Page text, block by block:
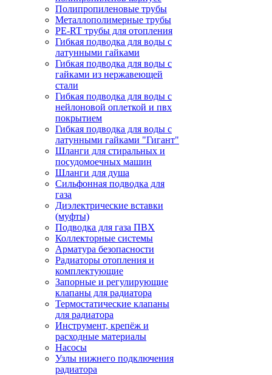
Полипропиленовые трубы
Металлополимерные трубы
PE-RT трубы для отопления
Гибкая подводка для воды с
латунными гайками
Гибкая подводка для воды с
гайками из нержавеющей
стали
Гибкая подводка для воды с
нейлоновой оплеткой и пвх
покрытием
Гибкая подводка для воды с
латунными гайками "Гигант"
Шланги для стиральных и
посудомоечных машин
Шланги для душа
Сильфонная подводка для
газа
Диэлектрические вставки
(муфты)
Подводка для газа ПВХ
Коллекторные системы
Арматура безопасности
Радиаторы отопления и
комплектующие
Запорные и регулирующие
клапаны для радиатора
Термостатические клапаны
для радиатора
Инструмент, крепёж и
расходные материалы
Насосы
Узлы нижнего подключения
радиатора